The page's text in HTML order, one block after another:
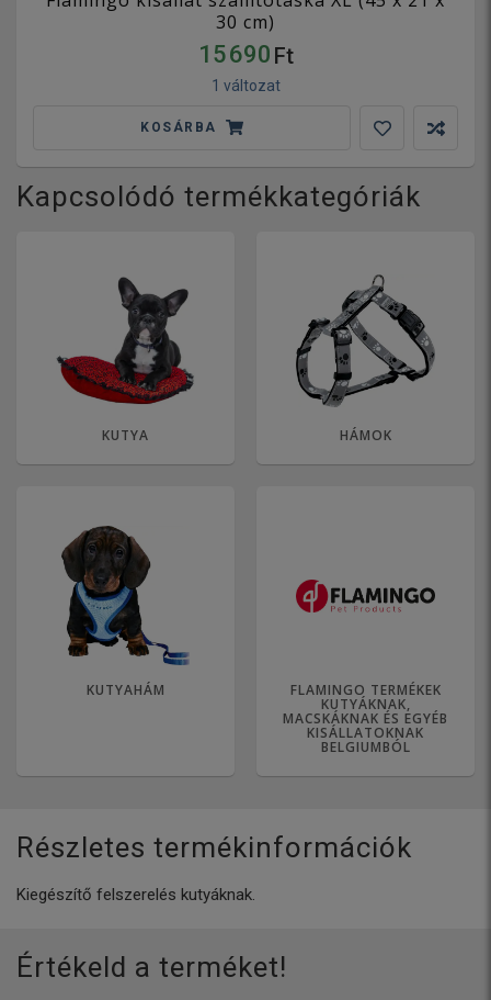
30 cm)
15 690 Ft
1 változat
KOSÁRBA
Kapcsolódó termékkategóriák
KUTYA HÁMOK
KUTYAHÁM FLAMINGO TERMÉKEK
KUTYÁKNAK,
MACSKÁKNAK ÉS EGYÉB
KISÁLLATOKNAK
BELGIUMBÓL
Részletes termékinformációk
Kiegészítő felszerelés kutyáknak.
Értékeld a terméket!